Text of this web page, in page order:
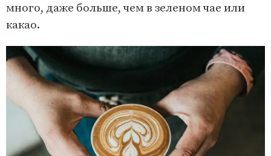
много, даже больше, чем в зеленом чае или
какао.